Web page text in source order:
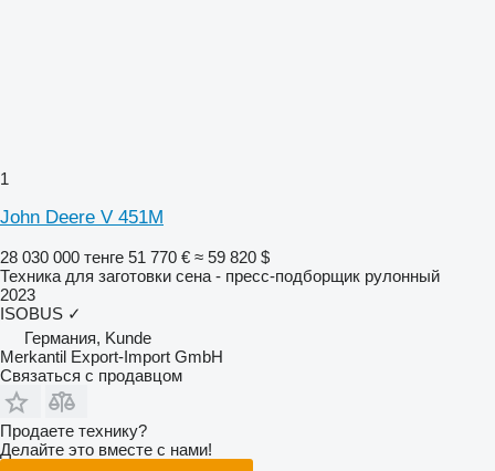
1
John Deere V 451M
28 030 000 тенге 51 770 € ≈ 59 820 $
Техника для заготовки сена - пресс-подборщик рулонный
2023
ISOBUS ✓
Германия, Kunde
Merkantil Export-Import GmbH
Связаться с продавцом
Продаете технику?
Делайте это вместе с нами!